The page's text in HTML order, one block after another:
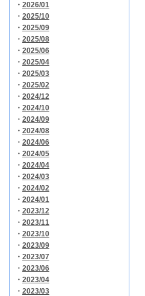
・ 2026/01
・ 2025/10
・ 2025/09
・ 2025/08
・ 2025/06
・ 2025/04
・ 2025/03
・ 2025/02
・ 2024/12
・ 2024/10
・ 2024/09
・ 2024/08
・ 2024/06
・ 2024/05
・ 2024/04
・ 2024/03
・ 2024/02
・ 2024/01
・ 2023/12
・ 2023/11
・ 2023/10
・ 2023/09
・ 2023/07
・ 2023/06
・ 2023/04
・ 2023/03